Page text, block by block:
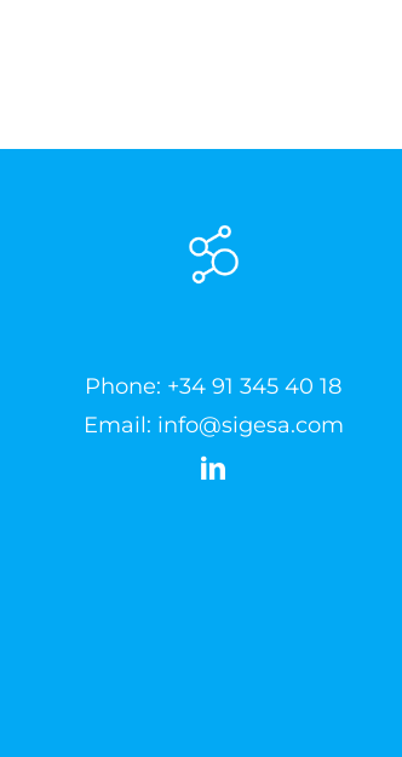
Phone: +34 91 345 40 18
Email: info@sigesa.com